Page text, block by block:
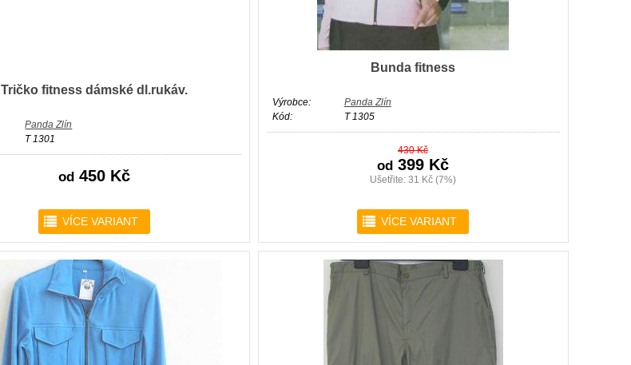
Tričko fitness dámské dl.rukáv.
Panda Zlín
T 1301
od450 Kč
r VÍCE VARIANT
Bunda fitness
Výrobce:
Panda Zlín
Kód:
T 1305
430 Kč
od 399 Kč
Ušetřite: 31 Kč (7%)
r VÍCE VARIANT